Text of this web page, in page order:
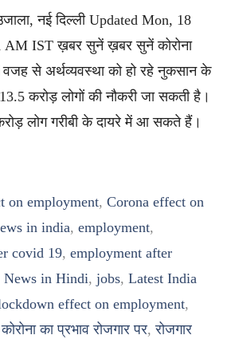
नई दिल्ली Updated Mon, 18
AM IST ख़बर सुनें ख़बर सुनें कोरोना
वजह से अर्थव्यवस्था को हो रहे नुकसान के
करोड़ लोगों की नौकरी जा सकती है।
लोग गरीबी के दायरे में आ सकते हैं।
on employment, Corona effect on
in india, employment,
covid 19, employment after
News in Hindi, jobs, Latest India
effect on employment,
कोरोना का प्रभाव रोजगार पर,रोजगार